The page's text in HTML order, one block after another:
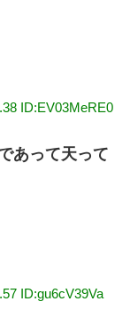
ID:EV03MeRE0
あって天って
ID:gu6cV39Va